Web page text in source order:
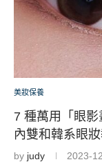
美妝保養
7 種萬用「眼影
內雙和韓系眼
by judy 2023-